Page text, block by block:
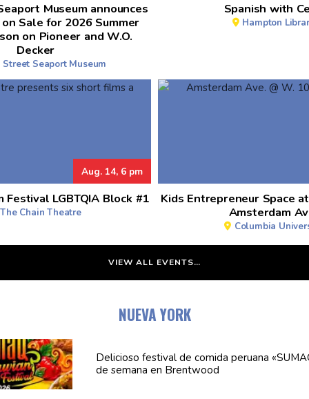
Museum announces
Sale for 2026 Summer
on Pioneer and W.O.
Decker
Street Seaport Museum
Spanish with
Hampton
Aug. 14, 6 pm
Festival LGBTQIA Block #1
The Chain Theatre
Kids Entrepreneur Space
Amsterdam
Columbia
VIEW ALL EVENTS…
NUEVA YORK
Delicioso festival de comida peruana
de semana en Brentwood